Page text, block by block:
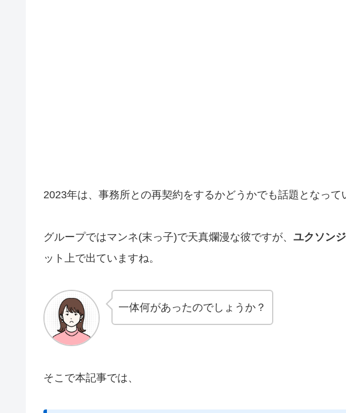
2023年は、事務所との再契約をするかどうかでも話題となって
グループではマンネ(末っ子)で天真爛漫な彼ですが、 ユクソン
ット上で出ていますね。
一体何があったのでしょうか？
そこで本記事では、